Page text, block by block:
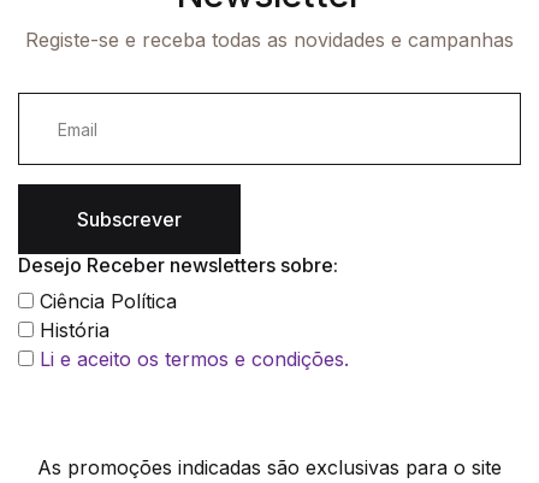
Registe-se e receba todas as novidades e campanhas
Subscrever
Desejo Receber newsletters sobre:
Ciência Política
História
Li e aceito os termos e condições.
As promoções indicadas são exclusivas para o site